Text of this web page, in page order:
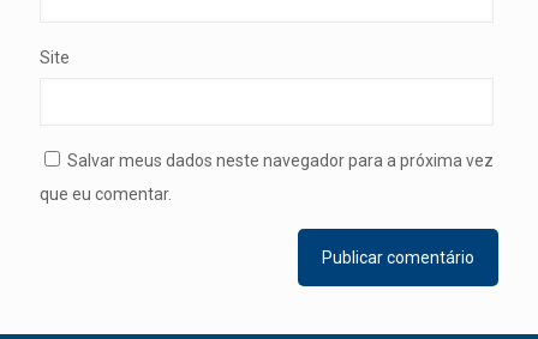
Site
Salvar meus dados neste navegador para a próxima vez
que eu comentar.